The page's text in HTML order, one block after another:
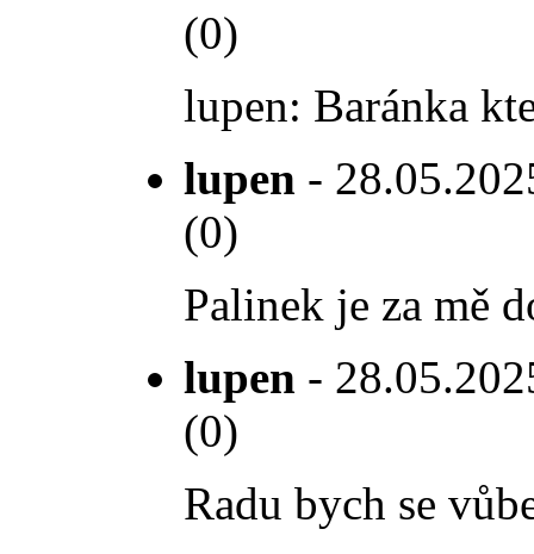
(0)
lupen: Baránka
lupen -
(0)
Palinek je za mě
lupen -
(0)
Radu bych se